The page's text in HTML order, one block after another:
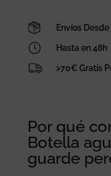
Rex
London
cantidad
Envíos
Hasta en 48h
>70€ Gratis
Por qué
Botella
guarde